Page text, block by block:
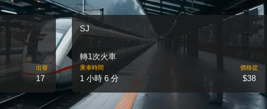
出發
17
SJ
轉1次火車
乘車時間
1 小時 6 分
價格從
$38